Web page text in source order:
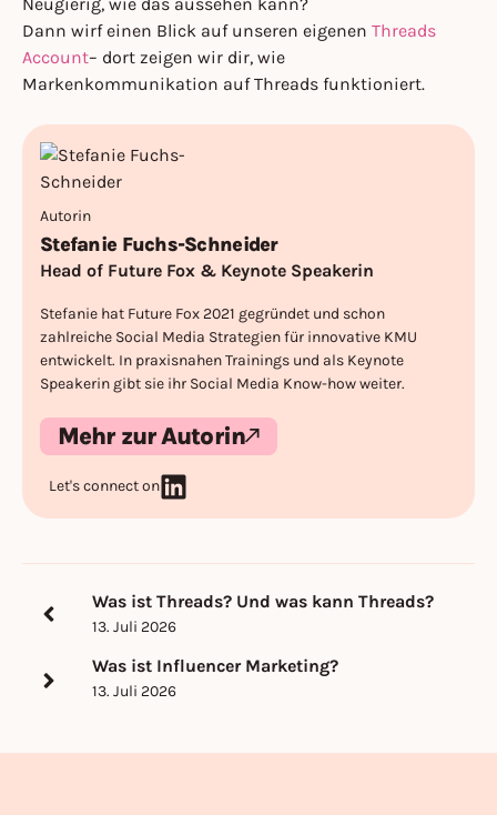
Dann wirf einen Blick auf unseren eigenen Threads
Account– dort zeigen wir dir, wie
Markenkommunikation auf Threads funktioniert.
Autorin
Stefanie Fuchs-Schneider
Head of Future Fox & Keynote Speakerin
Stefanie hat Future Fox 2021 gegründet und schon
zahlreiche Social Media Strategien für innovative KMU
entwickelt. In praxisnahen Trainings und als Keynote
Speakerin gibt sie ihr Social Media Know-how weiter.
Mehr zur Autorin
Let's connect on
Was ist Threads? Und was kann Threads?
13. Juli 2026
Was ist Influencer Marketing?
13. Juli 2026